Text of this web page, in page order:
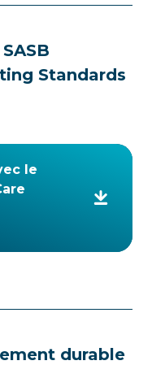
Standards
le
durable